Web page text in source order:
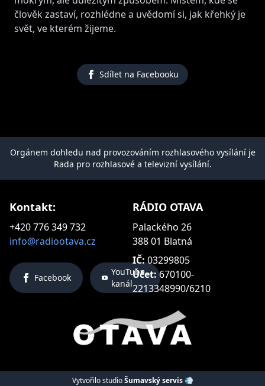
člověk zastaví, rozhlédne a uvědomí si, jak křehký je
svět, ve kterém žijeme.
Sdílet na Facebooku
Orgánem dohledu nad provozováním rozhlasového vysílání je
Rada pro rozhlasové a televizní vysílání.
Kontakt:
+420 776 349 732
info@radiootava.cz
Facebook
YouTube
kanál
RÁDIO OTAVA
Palackého 26
388 01 Blatná
IČ:03299805
Účet:670100-
2213348990/6210
Vytvořilo studioŠumavský servis 💨